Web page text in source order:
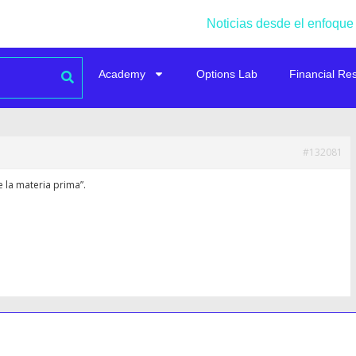
Noticias desde el
Academy Options Lab Financial
#132081
la materia prima”.